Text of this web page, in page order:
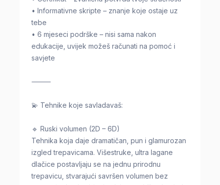
• Informativne skripte – znanje koje ostaje uz
tebe
• 6 mjeseci podrške – nisi sama nakon
edukacije, uvijek možeš računati na pomoć i
savjete
⸻
💫 Tehnike koje savladavaš:
🔹 Ruski volumen (2D – 6D)
Tehnika koja daje dramatičan, pun i glamurozan
izgled trepavicama. Višestruke, ultra lagane
dlačice postavljaju se na jednu prirodnu
trepavicu, stvarajući savršen volumen bez